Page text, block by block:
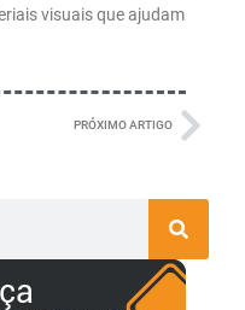
visuais que ajudam
PRÓXIMO ARTIGO